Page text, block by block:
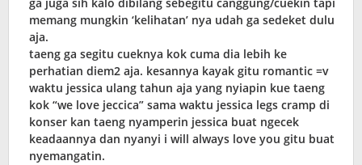
ga juga sih kalo dibilang sebegitu canggung/cuekin tapi
memang mungkin ‘kelihatan’ nya udah ga sedeket dulu
aja.
taeng ga segitu cueknya kok cuma dia lebih ke
perhatian diem2 aja. kesannya kayak gitu romantic =v
waktu jessica ulang tahun aja yang nyiapin kue taeng
kok “we love jeccica” sama waktu jessica legs cramp di
konser kan taeng nyamperin jessica buat ngecek
keadaannya dan nyanyi i will always love you gitu buat
nyemangatin.